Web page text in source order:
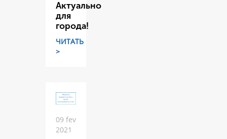
Актуально
для
города!
ЧИТАТЬ
>
09 fev
2021